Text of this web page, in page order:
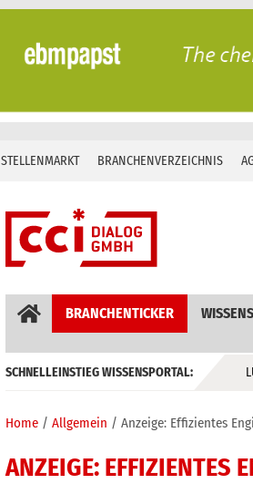
Skip
content
STELLENMARKT BRANCHENVERZEICHNIS
BRANCHENTICKER
SCHNELLEINSTIEG WISSENSPORTAL:
Home Allgemein Anzeige: Effizientes
ANZEIGE: EFFIZIENTES